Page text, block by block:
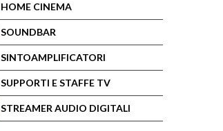
HOME CINEMA
SOUNDBAR
SINTOAMPLIFICATORI
SUPPORTI E STAFFE TV
STREAMER AUDIO DIGITALI